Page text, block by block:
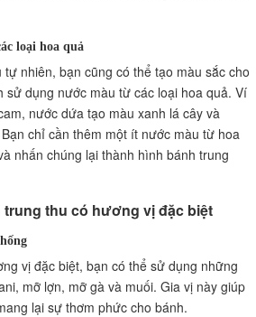
loại hoa quả
nhiên, bạn cũng có thể tạo màu sắc cho
sử dụng nước màu từ các loại hoa quả. Ví
nước dứa tạo màu xanh lá cây và
chỉ cần thêm một ít nước màu từ hoa
nhấn chúng lại thành hình bánh trung
trung thu có hương vị đặc biệt
vị đặc biệt, bạn có thể sử dụng những
mỡ lợn, mỡ gà và muối. Gia vị này giúp
lại sự thơm phức cho bánh.